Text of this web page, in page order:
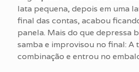
lata pequena, depois em uma
final das contas, acabou
panela. Mais do que depressa
samba e improvisou no final: A
combinação e entrou no